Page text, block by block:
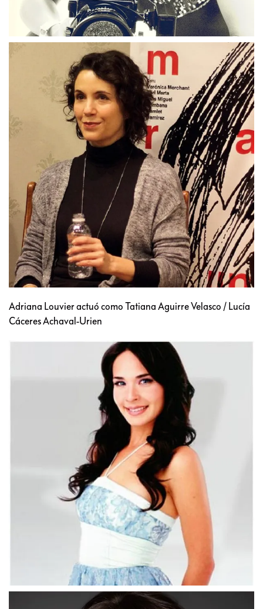
Adriana Louvier actuó como Tatiana Aguirre Velasco / Lucía
Cáceres Achaval-Urien